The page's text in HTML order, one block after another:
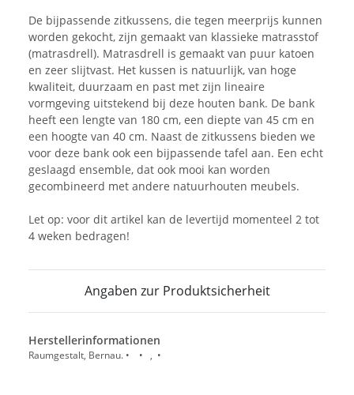
De bijpassende zitkussens, die tegen meerprijs kunnen
worden gekocht, zijn gemaakt van klassieke matrasstof
(matrasdrell). Matrasdrell is gemaakt van puur katoen
en zeer slijtvast. Het kussen is natuurlijk, van hoge
kwaliteit, duurzaam en past met zijn lineaire
vormgeving uitstekend bij deze houten bank. De bank
heeft een lengte van 180 cm, een diepte van 45 cm en
een hoogte van 40 cm. Naast de zitkussens bieden we
voor deze bank ook een bijpassende tafel aan. Een echt
geslaagd ensemble, dat ook mooi kan worden
gecombineerd met andere natuurhouten meubels.
Let op: voor dit artikel kan de levertijd momenteel 2 tot
4 weken bedragen!
Angaben zur Produktsicherheit
Herstellerinformationen
Raumgestalt, Bernau. • • , •